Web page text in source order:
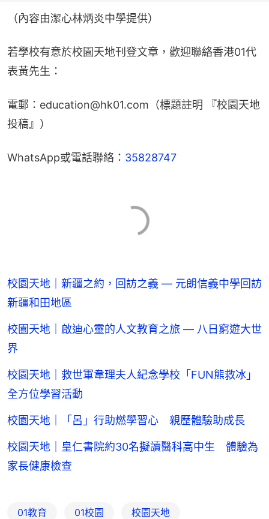
（內容由潔心林炳炎中學提供）
若學校有意於校園天地刊登文章，歡迎聯絡香港01代
表黃先生：
電郵：education@hk01.com（標題註明 『校園天地
投稿』）
WhatsApp或電話聯絡： 35828747
校園天地｜新疆之約，回訪之義 — 元朗信義中學回訪
新疆和田地區
校園天地｜啟迪心靈的人文教育之旅 — 八日窮遊大世
界
校園天地｜救世軍韋理夫人紀念學校「FUN熊救冰」
全方位學習活動
校園天地｜「呂」行助燃學習心 親歷體驗助成長
校園天地｜皇仁書院約30名擬讀醫科高中生 體驗為
家長健康檢查
01教育 01校園 校園天地